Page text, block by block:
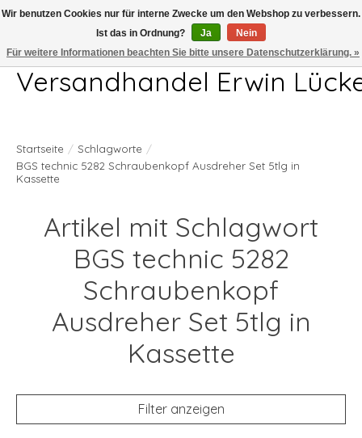
Telefon 04407 715872 MO-DO 7.00-17.00Uhr FR 7.00-13.00Uhr
Versandhandel Erwin
Startseite / Schlagworte /
BGS technic 5282 Schraubenkopf Ausdreher Set 5tlg in
Kassette
Artikel mit Schlagwort
BGS technic 5282
Schraubenkopf
Ausdreher Set 5tlg in
Kassette
Filter anzeigen
Wir benutzen Cookies nur für interne Zwecke um den Webshop zu verbessern.
Ist das in Ordnung?
Ja
Nein
Für weitere Informationen beachten Sie bitte unsere Datenschutzerklärung. »